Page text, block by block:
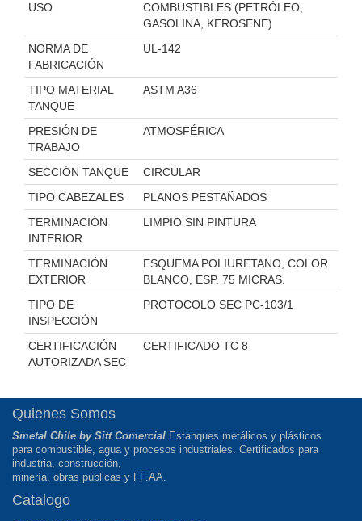
USO
COMBUSTIBLES (PETRÓLEO,
GASOLINA, KEROSENE)
NORMA DE
FABRICACIÓN
UL-142
TIPO MATERIAL
TANQUE
ASTM A36
PRESIÓN DE
TRABAJO
ATMOSFÉRICA
SECCIÓN TANQUE
CIRCULAR
TIPO CABEZALES
PLANOS PESTAÑADOS
TERMINACIÓN
INTERIOR
LIMPIO SIN PINTURA
TERMINACIÓN
EXTERIOR
ESQUEMA POLIURETANO, COLOR
BLANCO, ESP. 75 MICRAS.
TIPO DE
INSPECCIÓN
PROTOCOLO SEC PC-103/1
CERTIFICACIÓN
AUTORIZADA SEC
CERTIFICADO TC 8
Quienes Somos
Smetal Chile by Sitt Comercial Estanques metálicos y plásticos
para combustible, agua y procesos industriales. Certificados para
industria, construcción,
minería, obras públicas y FF.AA.
Catalogo